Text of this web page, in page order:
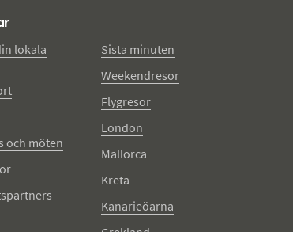
lokala
och möten
Sista minuten
Weekendresor
Flygresor
London
Mallorca
Kreta
Kanarieöarna